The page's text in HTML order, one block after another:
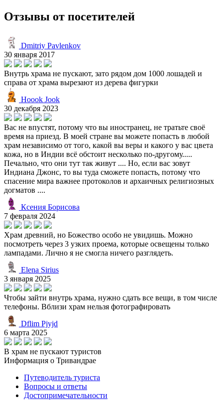
Отзывы от посетителей
Dmitriy Pavlenkov
30 января 2017
Внутрь храма не пускают, зато рядом дом 1000 лошадей и
справа от храма вырезают из дерева фигурки
Hoook Jook
30 декабря 2023
Вас не впустят, потому что вы иностранец, не тратьте своё
время на приезд. В моей стране вы можете попасть в любой
храм независимо от того, какой вы веры и какого у вас цвета
кожа, но в Индии всё обстоит несколько по-другому.....
Печально, что они тут так живут .... Но, если вас зовут
Индиана Джонс, то вы туда сможете попасть, потому что
спасение мира важнее протоколов и архаичных религиозных
догматов ....
Ксения Борисова
7 февраля 2024
Храм древний, но Божество особо не увидишь. Можно
посмотреть через 3 узких проема, которые освещены только
лампадами. Лично я не смогла ничего разглядеть.
Elena Sirius
3 января 2025
Чтобы зайти внутрь храма, нужно сдать все вещи, в том числе
телефоны. Вблизи храм нельзя фотографировать
Dflim Pjyjd
6 марта 2025
В храм не пускают туристов
Информация о Тривандрае
Путеводитель туриста
Вопросы и ответы
Достопримечательности